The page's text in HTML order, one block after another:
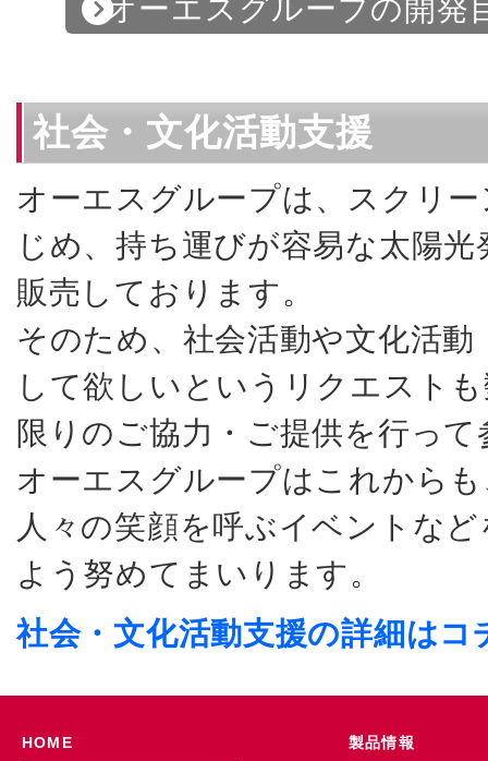
オーエスグループの開発
社会・文化活動支援
オーエスグループは、スクリ
じめ、持ち運びが容易な太陽
販売しております。
そのため、社会活動や文化活
して欲しいというリクエスト
限りのご協力・ご提供を行っ
オーエスグループはこれから
人々の笑顔を呼ぶイベントな
よう努めてまいります。
社会・文化活動支援の詳細は
HOME 製品情報